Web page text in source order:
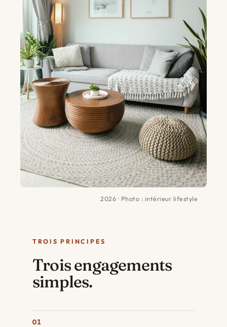
2026 · Photo : intérieur lifestyle
TROIS PRINCIPES
Trois engagements
simples.
01